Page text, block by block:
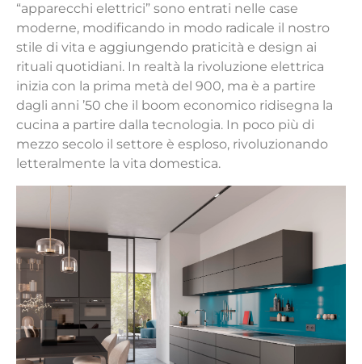
“apparecchi elettrici” sono entrati nelle case
moderne, modificando in modo radicale il nostro
stile di vita e aggiungendo praticità e design ai
rituali quotidiani. In realtà la rivoluzione elettrica
inizia con la prima metà del 900, ma è a partire
dagli anni ’50 che il boom economico ridisegna la
cucina a partire dalla tecnologia. In poco più di
mezzo secolo il settore è esploso, rivoluzionando
letteralmente la vita domestica.